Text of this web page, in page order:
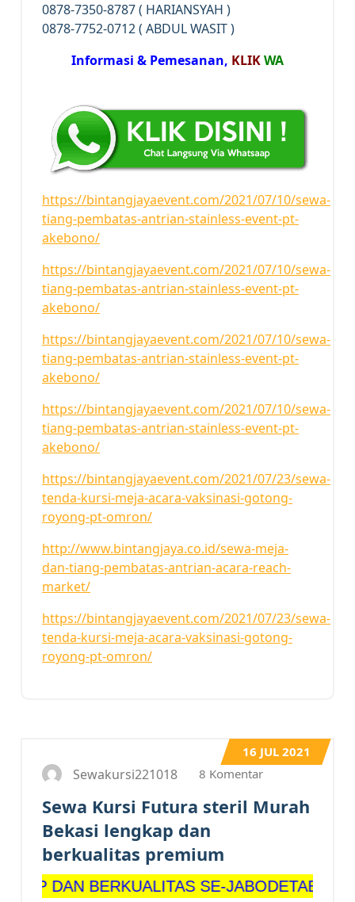
0878-7350-8787 ( HARIANSYAH )
0878-7752-0712 ( ABDUL WASIT )
Informasi & Pemesanan, KLIKWA
https://bintangjayaevent.com/2021/07/10/sewa-
tiang-pembatas-antrian-stainless-event-pt-
akebono/
https://bintangjayaevent.com/2021/07/10/sewa-
tiang-pembatas-antrian-stainless-event-pt-
akebono/
https://bintangjayaevent.com/2021/07/10/sewa-
tiang-pembatas-antrian-stainless-event-pt-
akebono/
https://bintangjayaevent.com/2021/07/10/sewa-
tiang-pembatas-antrian-stainless-event-pt-
akebono/
https://bintangjayaevent.com/2021/07/23/sewa-
tenda-kursi-meja-acara-vaksinasi-gotong-
royong-pt-omron/
http://www.bintangjaya.co.id/sewa-meja-
dan-tiang-pembatas-antrian-acara-reach-
market/
https://bintangjayaevent.com/2021/07/23/sewa-
tenda-kursi-meja-acara-vaksinasi-gotong-
royong-pt-omron/
16 JUL 2021
Sewakursi221018 8 Komentar
Sewa Kursi Futura steril Murah
Bekasi lengkap dan
berkualitas premium
BERKUALITAS SE-JABODETABEK